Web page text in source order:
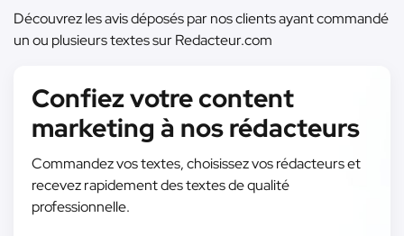
Découvrez les avis déposés par nos clients ayant commandé
un ou plusieurs textes sur Redacteur.com
Confiez votre content
marketing à nos rédacteurs
Commandez vos textes, choisissez vos rédacteurs et
recevez rapidement des textes de qualité
professionnelle.